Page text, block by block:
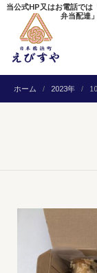
当公式HP又はお電話では
弁当配達
ホーム 2023年